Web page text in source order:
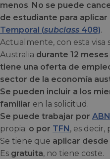
menos. No se puede
de estudiante para aplicar
Temporal (subclass 408).
Actualmente, con esta visa
Australia durante 12
tiene una oferta de
sector de la economía
Se pueden incluir a los
familiar en la solicitud.
Se puede trabajar por ABN
propia; o por TFN , es decir,
Se tiene que aplicar
Es gratuita, no tiene coste.